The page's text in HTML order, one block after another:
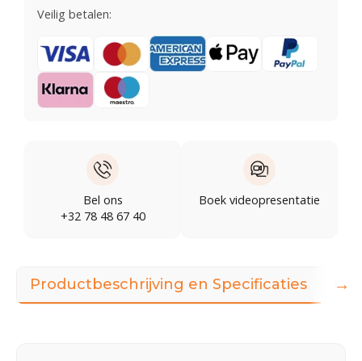
Veilig betalen:
Bel ons
+32 78 48 67 40
Boek videopresentatie
Productbeschrijving en Specificaties →